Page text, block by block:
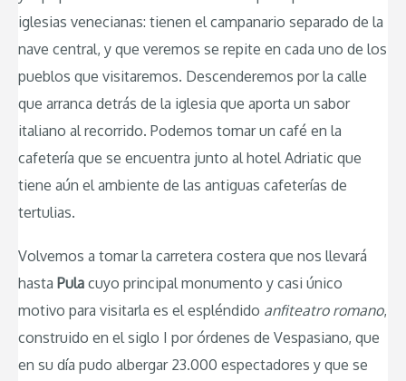
iglesias venecianas: tienen el campanario separado de la
nave central, y que veremos se repite en cada uno de los
pueblos que visitaremos. Descenderemos por la calle
que arranca detrás de la iglesia que aporta un sabor
italiano al recorrido. Podemos tomar un café en la
cafetería que se encuentra junto al hotel Adriatic que
tiene aún el ambiente de las antiguas cafeterías de
tertulias.
Volvemos a tomar la carretera costera que nos llevará
hasta Pula cuyo principal monumento y casi único
motivo para visitarla es el espléndido anfiteatro romano,
construido en el siglo I por órdenes de Vespasiano, que
en su día pudo albergar 23.000 espectadores y que se